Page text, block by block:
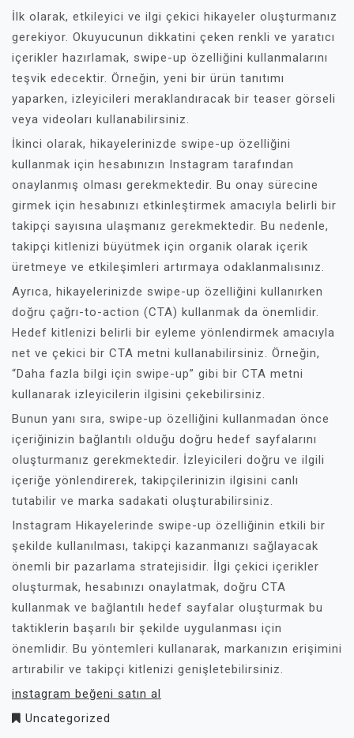
İlk olarak, etkileyici ve ilgi çekici hikayeler oluşturmanız
gerekiyor. Okuyucunun dikkatini çeken renkli ve yaratıcı
içerikler hazırlamak, swipe-up özelliğini kullanmalarını
teşvik edecektir. Örneğin, yeni bir ürün tanıtımı
yaparken, izleyicileri meraklandıracak bir teaser görseli
veya videoları kullanabilirsiniz.
İkinci olarak, hikayelerinizde swipe-up özelliğini
kullanmak için hesabınızın Instagram tarafından
onaylanmış olması gerekmektedir. Bu onay sürecine
girmek için hesabınızı etkinleştirmek amacıyla belirli bir
takipçi sayısına ulaşmanız gerekmektedir. Bu nedenle,
takipçi kitlenizi büyütmek için organik olarak içerik
üretmeye ve etkileşimleri artırmaya odaklanmalısınız.
Ayrıca, hikayelerinizde swipe-up özelliğini kullanırken
doğru çağrı-to-action (CTA) kullanmak da önemlidir.
Hedef kitlenizi belirli bir eyleme yönlendirmek amacıyla
net ve çekici bir CTA metni kullanabilirsiniz. Örneğin,
“Daha fazla bilgi için swipe-up” gibi bir CTA metni
kullanarak izleyicilerin ilgisini çekebilirsiniz.
Bunun yanı sıra, swipe-up özelliğini kullanmadan önce
içeriğinizin bağlantılı olduğu doğru hedef sayfalarını
oluşturmanız gerekmektedir. İzleyicileri doğru ve ilgili
içeriğe yönlendirerek, takipçilerinizin ilgisini canlı
tutabilir ve marka sadakati oluşturabilirsiniz.
Instagram Hikayelerinde swipe-up özelliğinin etkili bir
şekilde kullanılması, takipçi kazanmanızı sağlayacak
önemli bir pazarlama stratejisidir. İlgi çekici içerikler
oluşturmak, hesabınızı onaylatmak, doğru CTA
kullanmak ve bağlantılı hedef sayfalar oluşturmak bu
taktiklerin başarılı bir şekilde uygulanması için
önemlidir. Bu yöntemleri kullanarak, markanızın erişimini
artırabilir ve takipçi kitlenizi genişletebilirsiniz.
instagram beğeni satın al
Uncategorized